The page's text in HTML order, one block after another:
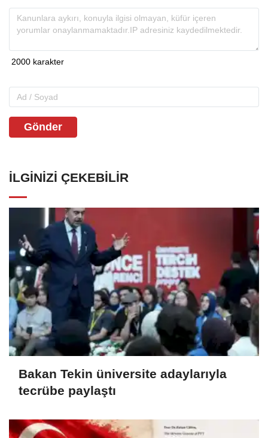
Gönder
İLGINIZI ÇEKEBILIR
Bakan Tekin üniversite adaylarıyla
tecrübe paylaştı